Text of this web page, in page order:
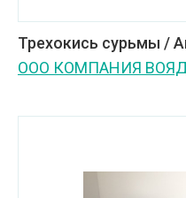
Трехокись сурьмы /
ООО КОМПАНИЯ